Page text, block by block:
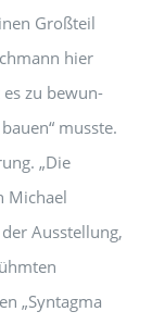
Großteil
hier
es zu bewun­
musste.
„Die
Michael
Ausstellung,
„Syntagma